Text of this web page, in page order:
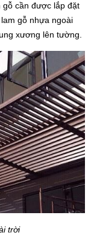
gỗ cần được lắp đặt
gỗ nhựa ngoài
xương lên tường.
trời